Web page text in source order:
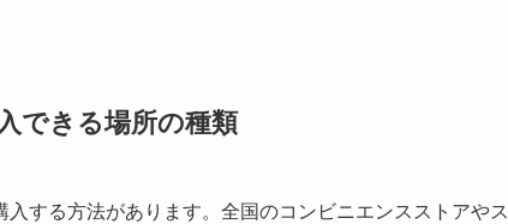
できる場所の種類
する方法があります。全国のコンビニエンスストアやス